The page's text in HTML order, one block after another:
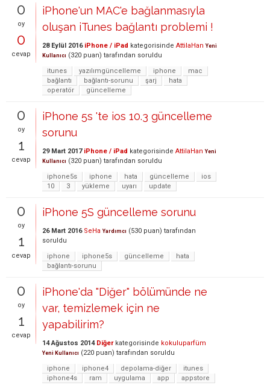
0
oy
0
cevap
iPhone'un MAC'e bağlanmasıyla
oluşan iTunes bağlantı problemi !
28 Eylül 2016 iPhone / iPad kategorisinde AttilaHan Yeni
Kullanıcı (320 puan) tarafından soruldu
itunes
yazılımgüncelleme iphone
mac
bağlantı
bağlantı-sorunu şarj
hata
operatör
güncelleme
0
oy
1
cevap
iPhone 5s 'te ios 10.3 güncelleme
sorunu
29 Mart 2017 iPhone / iPad kategorisinde AttilaHan Yeni
Kullanıcı (320 puan) tarafından soruldu
iphone5s
iphone hata güncelleme
ios
10
3 yükleme uyarı update
0
oy
1
cevap
iPhone 5S güncelleme sorunu
26 Mart 2016 SeHa Yardımcı (530 puan) tarafından
soruldu
iphone
iphone5s güncelleme
hata
bağlantı-sorunu
0
oy
1
cevap
iPhone'da "Diğer" bölümünde ne
var, temizlemek için ne
yapabilirim?
14 Ağustos 2014 Diğerkategorisinde kokuluparfüm
Yeni Kullanıcı (220 puan) tarafından soruldu
iphone
iphone4 depolama-diğer
itunes
iphone4s
ram uygulama app appstore